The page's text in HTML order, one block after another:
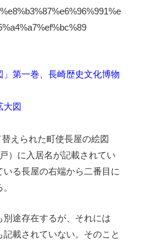
」第一巻、長崎歴史文化博物
大図
えられた町使長屋の絵図
）に入居名が記載されてい
る長屋の右端から二番目に
途存在するが、それには
記載されていない。そのこと